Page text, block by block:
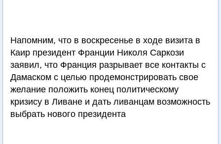
Напомним, что в воскресенье в ходе визита в
Каир президент Франции Николя Саркози
заявил, что Франция разрывает все контакты с
Дамаском с целью продемонстрировать свое
желание положить конец политическому
кризису в Ливане и дать ливанцам возможность
выбрать нового президента